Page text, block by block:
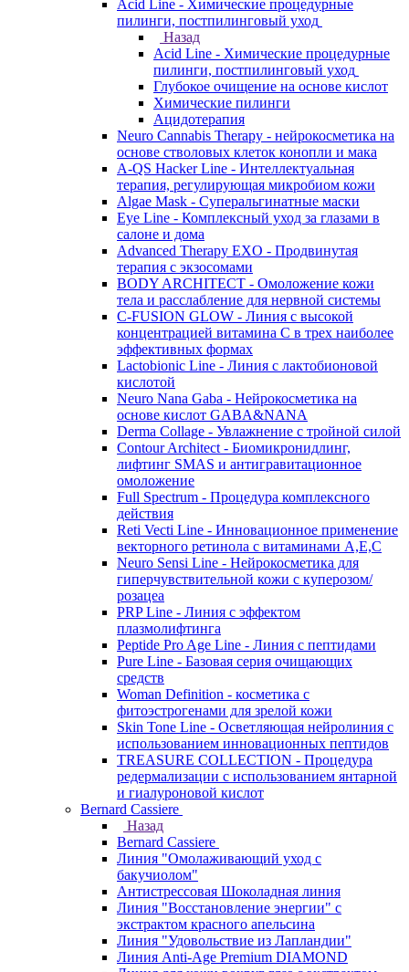
Acid Line - Химические процедурные
пилинги, постпилинговый уход
Назад
Acid Line - Химические процедурные
пилинги, постпилинговый уход
Глубокое очищение на основе кислот
Химические пилинги
Ацидотерапия
Neuro Cannabis Therapy - нейрокосметика на
основе стволовых клеток конопли и мака
A-QS Hacker Line - Интеллектуальная
терапия, регулирующая микробиом кожи
Algae Mask - Суперальгинатные маски
Eye Line - Комплексный уход за глазами в
салоне и дома
Advanced Therapy EXO - Продвинутая
терапия с экзосомами
BODY ARCHITECT - Омоложение кожи
тела и расслабление для нервной системы
C-FUSION GLOW - Линия с высокой
концентрацией витамина C в трех наиболее
эффективных формах
Lactobionic Line - Линия с лактобионовой
кислотой
Neuro Nana Gaba - Нейрокосметика на
основе кислот GABA&NANA
Derma Collage - Увлажнение с тройной силой
Contour Architect - Биомикронидлинг,
лифтинг SMAS и антигравитационное
омоложение
Full Spectrum - Процедура комплексного
действия
Reti Vecti Line - Инновационное применение
векторного ретинола с витаминами A,Е,С
Neuro Sensi Line - Нейрокосметика для
гиперчувствительной кожи с куперозом/
розацеа
PRP Line - Линия с эффектом
плазмолифтинга
Peptide Pro Age Line - Линия с пептидами
Pure Line - Базовая серия очищающих
средств
Woman Definition - косметика с
фитоэстрогенами для зрелой кожи
Skin Tone Line - Осветляющая нейролиния с
использованием инновационных пептидов
TREASURE COLLECTION - Процедура
редермализации с использованием янтарной
и гиалуроновой кислот
Bernard Cassiere
Назад
Bernard Cassiere
Линия "Омолаживающий уход с
бакучиолом"
Антистрессовая Шоколадная линия
Линия "Восстановление энергии" с
экстрактом красного апельсина
Линия "Удовольствие из Лапландии"
Линия Anti-Age Premium DIAMOND